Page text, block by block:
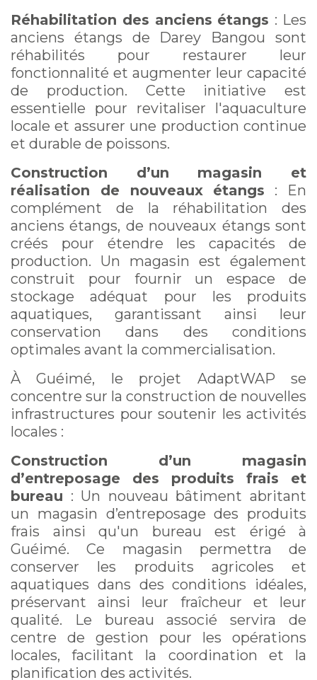
Réhabilitation des anciens étangs : Les
anciens étangs de Darey Bangou sont
réhabilités pour restaurer leur
fonctionnalité et augmenter leur capacité
de production. Cette initiative est
essentielle pour revitaliser l'aquaculture
locale et assurer une production continue
et durable de poissons.
Construction d’un magasin et
réalisation de nouveaux étangs : En
complément de la réhabilitation des
anciens étangs, de nouveaux étangs sont
créés pour étendre les capacités de
production. Un magasin est également
construit pour fournir un espace de
stockage adéquat pour les produits
aquatiques, garantissant ainsi leur
conservation dans des conditions
optimales avant la commercialisation.
À Guéimé, le projet AdaptWAP se
concentre sur la construction de nouvelles
infrastructures pour soutenir les activités
locales :
Construction d’un magasin
d’entreposage des produits frais et
bureau : Un nouveau bâtiment abritant
un magasin d’entreposage des produits
frais ainsi qu'un bureau est érigé à
Guéimé. Ce magasin permettra de
conserver les produits agricoles et
aquatiques dans des conditions idéales,
préservant ainsi leur fraîcheur et leur
qualité. Le bureau associé servira de
centre de gestion pour les opérations
locales, facilitant la coordination et la
planification des activités.